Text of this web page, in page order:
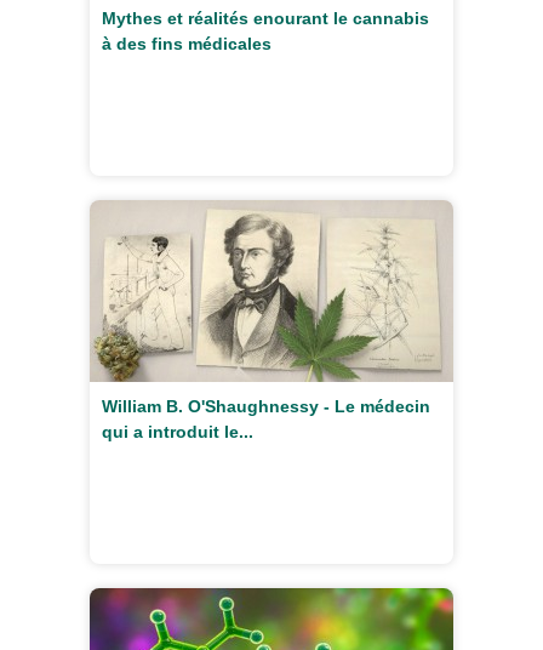
Mythes et réalités enourant le cannabis
à des fins médicales
William B. O'Shaughnessy - Le médecin
qui a introduit le...